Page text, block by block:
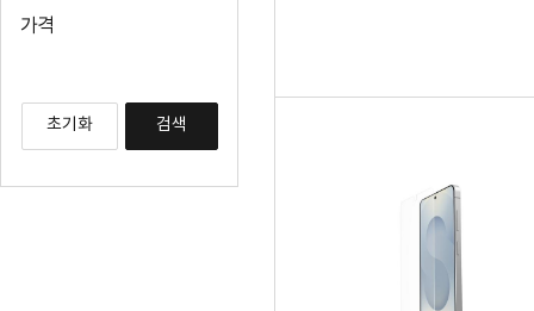
가격
초기화 검색